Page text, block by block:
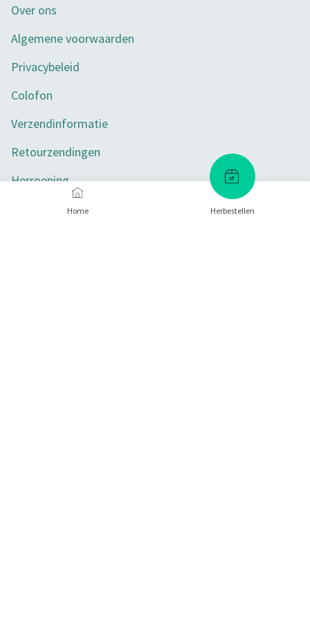
Home Herbestellen
Over ons
Algemene voorwaarden
Privacybeleid
Colofon
Verzendinformatie
Retourzendingen
Herroeping
Toegankelijkheid